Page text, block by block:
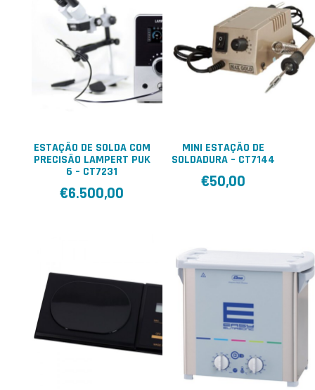
ESTAÇÃO DE SOLDA COM
PRECISÃO LAMPERT PUK
6 – CT7231
€6.500,00
MINI ESTAÇÃO DE
SOLDADURA – CT7144
€50,00